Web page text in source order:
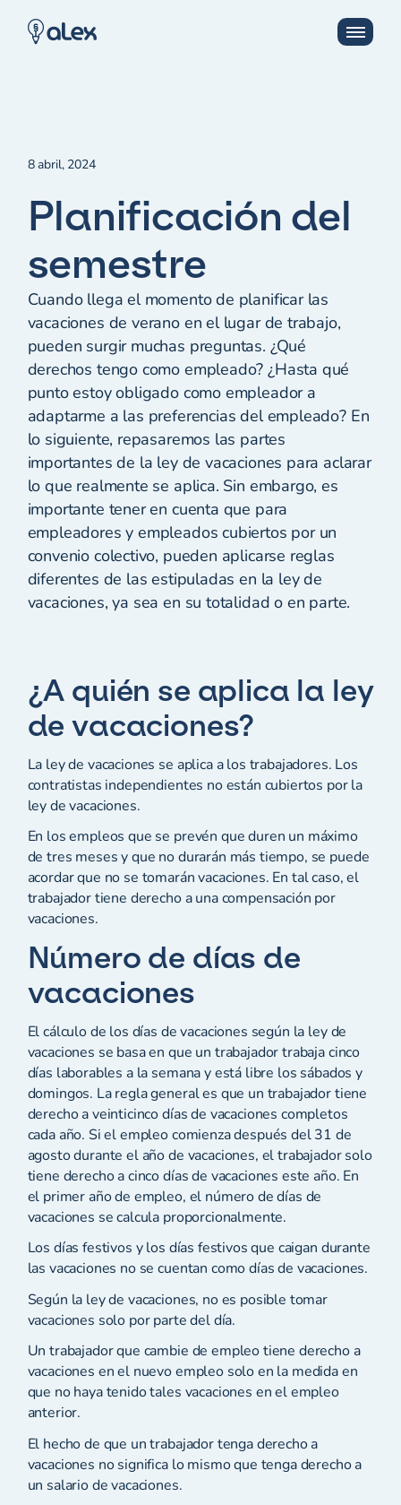
8 abril, 2024
Planificación del
semestre
Cuando llega el momento de planificar las
vacaciones de verano en el lugar de trabajo,
pueden surgir muchas preguntas. ¿Qué
derechos tengo como empleado? ¿Hasta qué
punto estoy obligado como empleador a
adaptarme a las preferencias del empleado? En
lo siguiente, repasaremos las partes
importantes de la ley de vacaciones para aclarar
lo que realmente se aplica. Sin embargo, es
importante tener en cuenta que para
empleadores y empleados cubiertos por un
convenio colectivo, pueden aplicarse reglas
diferentes de las estipuladas en la ley de
vacaciones, ya sea en su totalidad o en parte.
¿A quién se aplica la ley
de vacaciones?
La ley de vacaciones se aplica a los trabajadores. Los
contratistas independientes no están cubiertos por la
ley de vacaciones.
En los empleos que se prevén que duren un máximo
de tres meses y que no durarán más tiempo, se puede
acordar que no se tomarán vacaciones. En tal caso, el
trabajador tiene derecho a una compensación por
vacaciones.
Número de días de
vacaciones
El cálculo de los días de vacaciones según la ley de
vacaciones se basa en que un trabajador trabaja cinco
días laborables a la semana y está libre los sábados y
domingos. La regla general es que un trabajador tiene
derecho a veinticinco días de vacaciones completos
cada año. Si el empleo comienza después del 31 de
agosto durante el año de vacaciones, el trabajador solo
tiene derecho a cinco días de vacaciones este año. En
el primer año de empleo, el número de días de
vacaciones se calcula proporcionalmente.
Los días festivos y los días festivos que caigan durante
las vacaciones no se cuentan como días de vacaciones.
Según la ley de vacaciones, no es posible tomar
vacaciones solo por parte del día.
Un trabajador que cambie de empleo tiene derecho a
vacaciones en el nuevo empleo solo en la medida en
que no haya tenido tales vacaciones en el empleo
anterior.
El hecho de que un trabajador tenga derecho a
vacaciones no significa lo mismo que tenga derecho a
un salario de vacaciones.